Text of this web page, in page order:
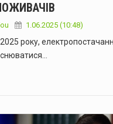
1.06.2025 (10:48)
року,